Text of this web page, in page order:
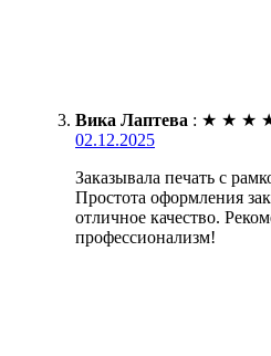
Вика Лаптева : ★ ★ ★
02.12.2025
Заказывала печать с
Простота оформления
отличное качество.
профессионализм!